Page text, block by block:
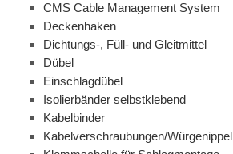
CMS Cable Management System
Deckenhaken
Dichtungs-, Füll- und Gleitmittel
Dübel
Einschlagdübel
Isolierbänder selbstklebend
Kabelbinder
Kabelverschraubungen/Würgenippel